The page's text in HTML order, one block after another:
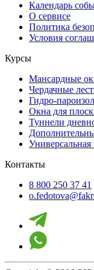
Календарь
О сервисе
Политика
Условия
Курсы
Мансардные
Чердачные
Гидро-
Окна для
Туннели
Контакты
8 800 250 37 41